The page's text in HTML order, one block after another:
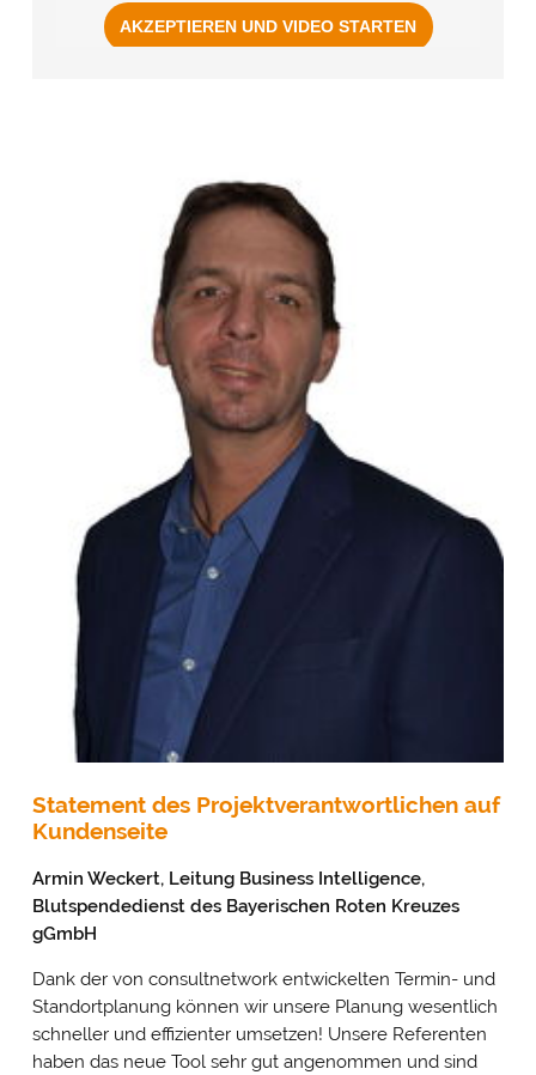
Statement des Projektverantwortlichen auf
Kundenseite
Armin Weckert, Leitung Business Intelligence,
Blutspendedienst des Bayerischen Roten Kreuzes
gGmbH
Dank der von consultnetwork entwickelten Termin- und
Standortplanung können wir unsere Planung wesentlich
schneller und effizienter umsetzen! Unsere Referenten
haben das neue Tool sehr gut angenommen und sind
Cookie- & Datenschutz­einstellungen
Mit Ihrer Zustimmung möchten wir Google Analytics
(Routenplanung) und YouTube (Videos) auf unserer Website
einsetzen. Dabei werden Daten (z. B. Ihre IP-Adresse) an diese
Anbieter übertragen und Cookies gesetzt. Über Ihre
Zustimmung würden wir uns freuen. Vielen Dank.
Impressum&Datenschutz